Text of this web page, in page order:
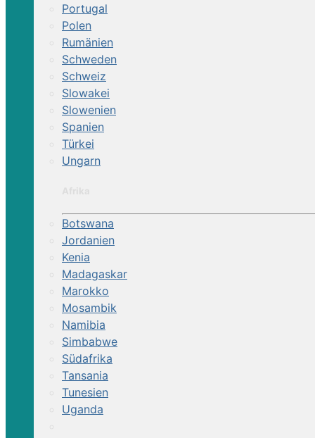
Portugal
Polen
Rumänien
Schweden
Schweiz
Slowakei
Slowenien
Spanien
Türkei
Ungarn
Botswana
Jordanien
Kenia
Madagaskar
Marokko
Mosambik
Namibia
Simbabwe
Südafrika
Tansania
Tunesien
Uganda